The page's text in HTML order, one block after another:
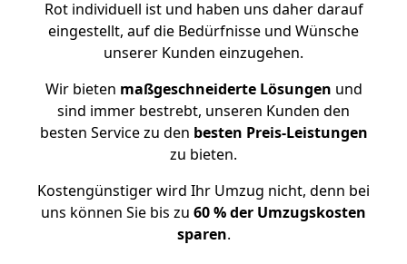
Rot individuell ist und haben uns daher darauf
eingestellt, auf die Bedürfnisse und Wünsche
unserer Kunden einzugehen.
Wir bieten maßgeschneiderte Lösungen und
sind immer bestrebt, unseren Kunden den
besten Service zu den besten Preis-Leistungen
zu bieten.
Kostengünstiger wird Ihr Umzug nicht, denn bei
uns können Sie bis zu 60 % der Umzugskosten
sparen.